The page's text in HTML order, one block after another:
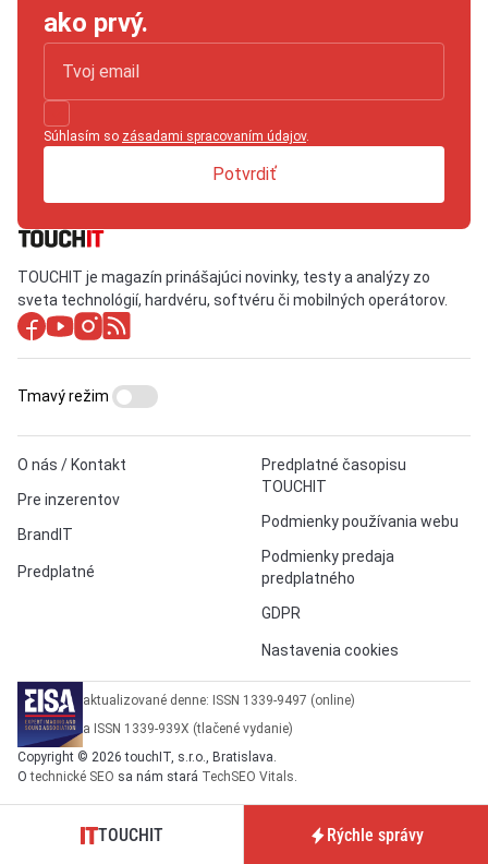
ako prvý.
Súhlasím so zásadami spracovaním údajov.
Potvrdiť
TOUCHIT je magazín prinášajúci novinky, testy a analýzy zo
sveta technológií, hardvéru, softvéru či mobilných operátorov.
O nás / Kontakt
Pre inzerentov
BrandIT
Predplatné
Predplatné časopisu
TOUCHIT
Podmienky používania webu
Podmienky predaja
predplatného
GDPR
Nastavenia cookies
Tmavý režim
aktualizované denne: ISSN 1339-9497 (online)
a ISSN 1339-939X (tlačené vydanie)
Copyright © 2026 touchIT, s.r.o., Bratislava.
Otechnické SEO sa nám stará TechSEO Vitals
TOUCHIT Rýchle správy